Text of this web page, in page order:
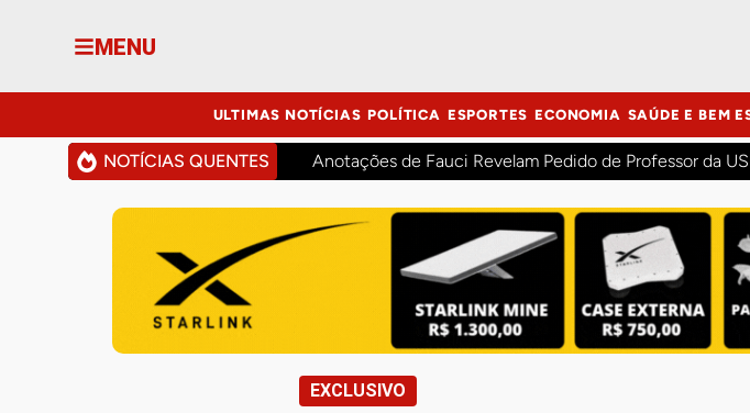
MENU
ULTIMAS NOTÍCIAS POLÍTICA ESPORTES ECONOMIA SAÚDE E BEM
NOTÍCIAS QUENTES Anotações de Fauci Revelam Pedido de Professor da
EXCLUSIVO